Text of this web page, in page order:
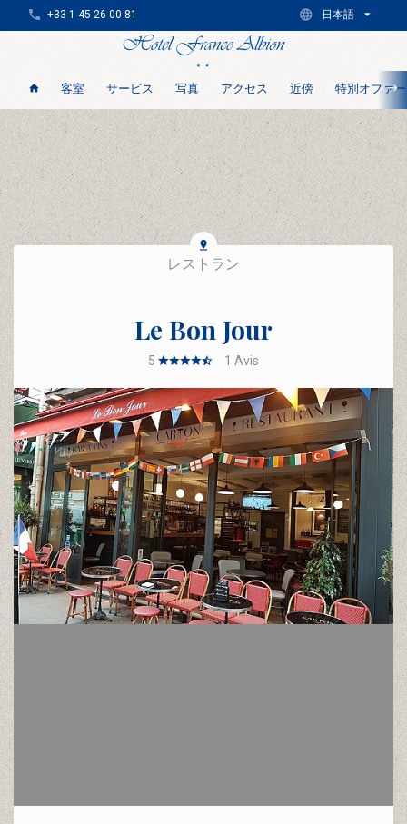
客室 サービス 写真 アクセス 近傍 特別オファー
+33 1 45 26 00 81 日本語
レストラン
Le Bon Jour
5 1 Avis